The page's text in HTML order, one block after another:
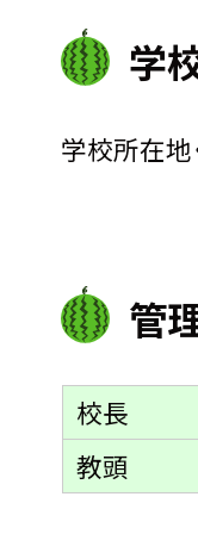
学
学校所在地
管
校長
教頭